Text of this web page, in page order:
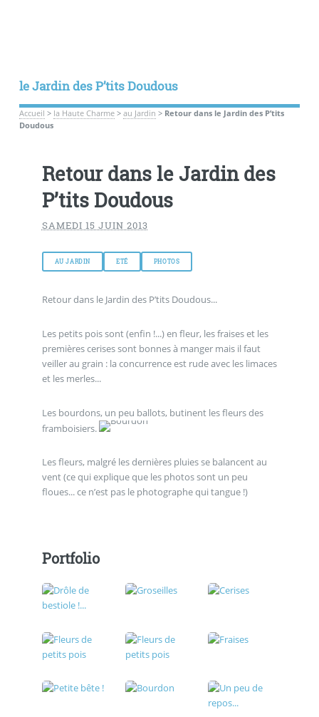
le Jardin des P’tits Doudous
Accueil > la Haute Charme> au Jardin > Retour dans le Jardin des P’tits
Doudous
Retour dans le Jardin des
P’tits Doudous
SAMEDI 15 JUIN 2013
AU JARDIN ETÉ PHOTOS
Retour dans le Jardin des P’tits Doudous...
Les petits pois sont (enfin !...) en fleur, les fraises et les
premières cerises sont bonnes à manger mais il faut
veiller au grain : la concurrence est rude avec les limaces
et les merles...
Les bourdons, un peu ballots, butinent les fleurs des
framboisiers.
Les fleurs, malgré les dernières pluies se balancent au
vent (ce qui explique que les photos sont un peu
floues... ce n’est pas le photographe qui tangue !)
Portfolio